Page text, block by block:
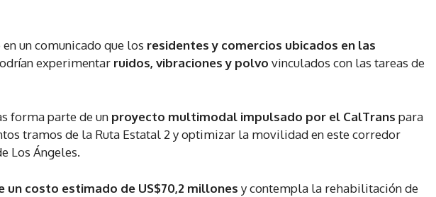
un comunicado que los residentes y comercios ubicados en las
experimentar ruidos, vibraciones y polvo vinculados con las tareas de
forma parte de un proyecto multimodal impulsado por el CalTrans para
tramos de la Ruta Estatal 2 y optimizar la movilidad en este corredor
Los Ángeles.
un costo estimado de US$70,2 millones y contempla la rehabilitación de